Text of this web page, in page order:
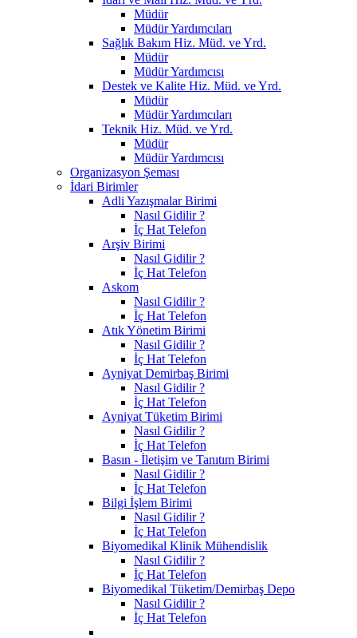
Müdür
Müdür Yardımcıları
Sağlık Bakım Hiz. Müd. ve Yrd.
Müdür
Müdür Yardımcısı
Destek ve Kalite Hiz. Müd. ve Yrd.
Müdür
Müdür Yardımcıları
Teknik Hiz. Müd. ve Yrd.
Müdür
Müdür Yardımcısı
Organizasyon Şeması
İdari Birimler
Adli Yazışmalar Birimi
Nasıl Gidilir ?
İç Hat Telefon
Arşiv Birimi
Nasıl Gidilir ?
İç Hat Telefon
Askom
Nasıl Gidilir ?
İç Hat Telefon
Atık Yönetim Birimi
Nasıl Gidilir ?
İç Hat Telefon
Ayniyat Demirbaş Birimi
Nasıl Gidilir ?
İç Hat Telefon
Ayniyat Tüketim Birimi
Nasıl Gidilir ?
İç Hat Telefon
Basın - İletişim ve Tanıtım Birimi
Nasıl Gidilir ?
İç Hat Telefon
Bilgi İşlem Birimi
Nasıl Gidilir ?
İç Hat Telefon
Biyomedikal Klinik Mühendislik
Nasıl Gidilir ?
İç Hat Telefon
Biyomedikal Tüketim/Demirbaş Depo
Nasıl Gidilir ?
İç Hat Telefon